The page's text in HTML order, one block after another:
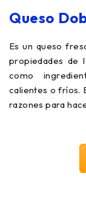
Queso
Es un queso
propiedades de
como
calientes o fríos.
razones para